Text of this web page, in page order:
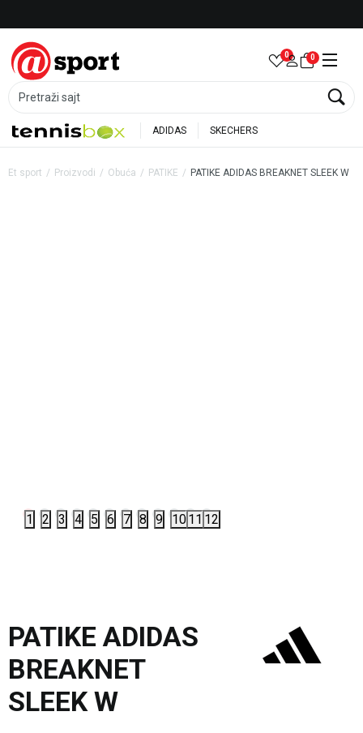
Pretraži sajt
0 0
ADIDAS SKECHERS
Et sport Proizvodi Obuća PATIKE PATIKE ADIDAS BREAKNET SLEEK W
1 2 3 4 5 6 7 8 9 1011 12
PATIKE ADIDAS
BREAKNET
SLEEK W